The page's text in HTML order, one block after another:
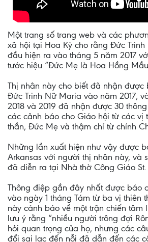
Một trang số trang web và các
xã hội tại Hoa Kỳ cho rằng Đức
đầu hiện ra vào tháng 5 năm 2017
tước hiệu “Đức Mẹ là Hoa Hồng
Thị nhân này cho biết đã nhận được
Đức Trinh Nữ Maria vào năm 2017,
2018 và 2019 đã nhận được 30
các cảnh báo cho Giáo hội từ các vị
thần, Đức Mẹ và thậm chí từ chính
Những lần xuất hiện như vậy được
Arkansas với người thị nhân này, và
đã diễn ra tại Nhà thờ Công Giáo St.
Thông điệp gần đây nhất được báo
vào ngày 1 tháng Tám từ ba vị thiên
này cảnh báo về một trận chiến tâm
lưu ý rằng “nhiều người trông đợi
hỏi quan trọng của họ, nhưng các
đổi sai lạc đến nỗi đã dẫn đến các